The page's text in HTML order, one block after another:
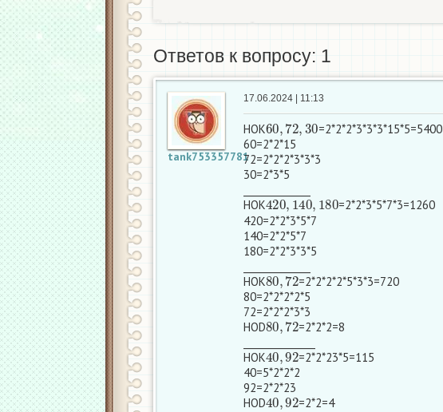
Ответов к вопросу: 1
tank753357781
17.06.2024 | 11:13
НОК60 72 30 =2*2*2*3*3*3*15*5=5400
60=2*2*15
72=2*2*2*3*3*3
30=2*3*5
НОК420,140 180=2*2*3*5*7*3=1260
420=2*2*3*5*7
140=2*2*5*7
180=2*2*3*3*5
HOK80,72=2*2*2*2*5*3*3=720
80=2*2*2*2*5
72=2*2*2*3*3
HOD80 72=2*2*2=8
HOK40,92=2*2*23*5=115
40=5*2*2*2
92=2*2*23
HOD40 92=2*2=4